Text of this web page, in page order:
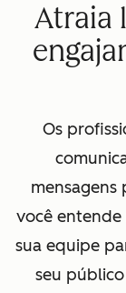
Atraia
Os
mensagens
você entende
sua equipe
seu